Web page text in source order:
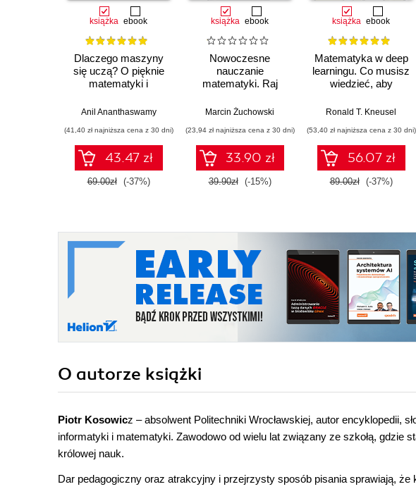
książka ebook
Dlaczego maszyny
się uczą? O pięknie
matematyki i
współczesnej
Anil Ananthaswamy
(41,40 zł najniższa cena z 30 dni)
43.47 zł
69.00zł (-37%)
książka ebook
Nowoczesne
nauczanie
matematyki. Raj
kalkulatora?
Marcin Żuchowski
(23,94 zł najniższa cena z 30 dni)
33.90 zł
39.90zł (-15%)
książka ebook
Matematyka w deep
learningu. Co musisz
wiedzieć, aby
neuronowe
Ronald T. Kneusel
(53,40 zł najniższa cena z 30 dni)
56.07 zł
89.00zł (-37%)
O autorze książki
Piotr Kosowicz – absolwent Politechniki Wrocławskiej, autor encyklopedii,
informatyki i matematyki. Zawodowo od wielu lat związany ze szkołą, gdzie
królowej nauk.
Dar pedagogiczny oraz atrakcyjny i przejrzysty sposób pisania sprawiają,